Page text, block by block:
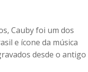
Cauby foi um dos
e ícone da música
desde o antigo